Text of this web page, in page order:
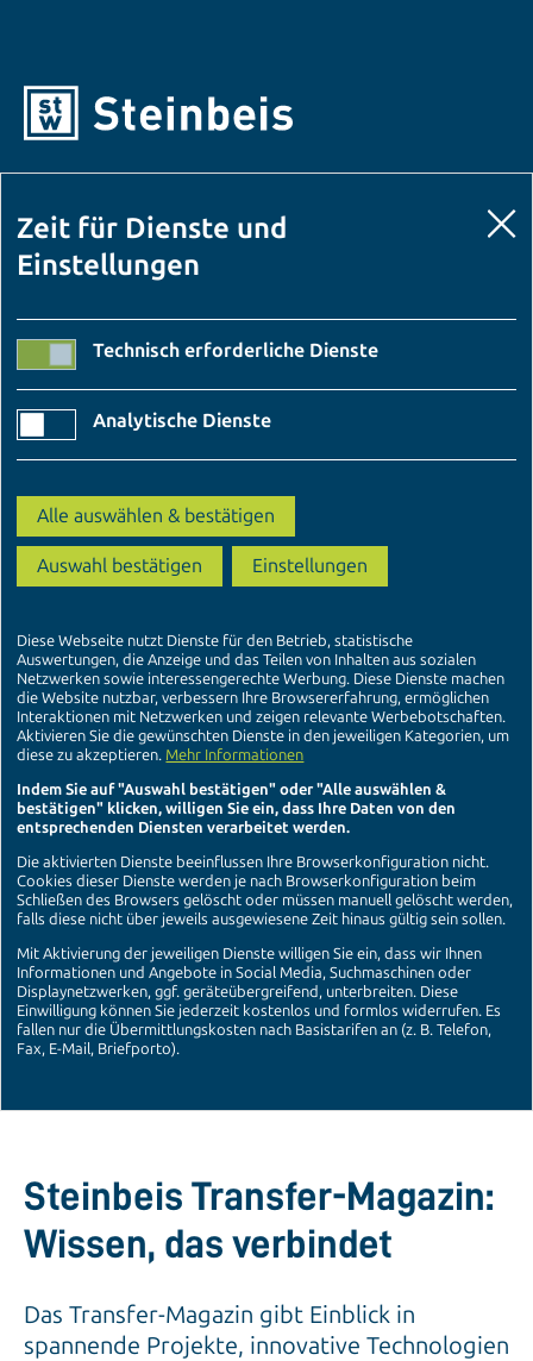
Steinbeis Transfer-Magazin:
Wissen, das verbindet
Das Transfer-Magazin gibt Einblick in
spannende Projekte, innovative Technologien